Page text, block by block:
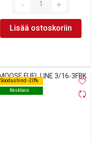
Lisää ostoskoriin
Soodushind -20%
Kesklaos
Soodushind -20%
Kesklaos